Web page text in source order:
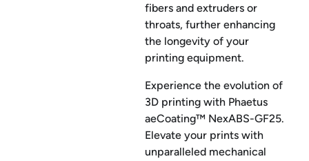
fibers and extruders or
throats, further enhancing
the longevity of your
printing equipment.
Experience the evolution of
3D printing with Phaetus
aeCoating™ NexABS-GF25.
Elevate your prints with
unparalleled mechanical